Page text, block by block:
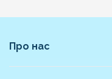
Про нас